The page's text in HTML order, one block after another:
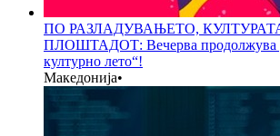
ПО РАЗЛАДУВАЊЕТО,
ПЛОШТАДОТ: Вечерва продолжува
културно лето“!
Македонија•